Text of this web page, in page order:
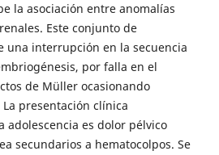
la asociación entre anomalías
Este conjunto de
una interrupción en la secuencia
por falla en el
de Müller ocasionando
presentación clínica
adolescencia es dolor pélvico
secundarios a hematocolpos. Se